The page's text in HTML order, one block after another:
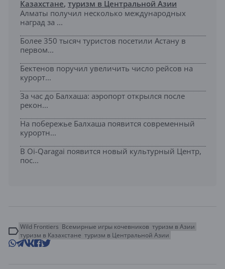
Казахстане, туризм в Центральной Азии
Алматы получил несколько международных
наград за ...
Более 350 тысяч туристов посетили Астану в
первом...
Бектенов поручил увеличить число рейсов на
курорт...
За час до Балхаша: аэропорт открылся после
рекон...
На побережье Балхаша появится современный
курортн...
В Oi-Qaragai появится новый культурный Центр,
пос...
Wild Frontiers Всемирные игры кочевников туризм в Азии
туризм в Казахстане туризм в Центральной Азии